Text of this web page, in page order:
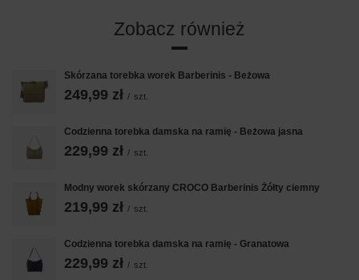
Zobacz również
Skórzana torebka worek Barberinis - Beżowa
249,99 zł / szt.
Codzienna torebka damska na ramię - Beżowa jasna
229,99 zł / szt.
Modny worek skórzany CROCO Barberinis Żółty ciemny
219,99 zł / szt.
Codzienna torebka damska na ramię - Granatowa
229,99 zł / szt.